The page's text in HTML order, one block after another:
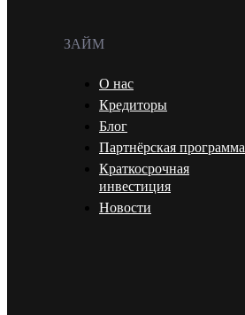
ЗАЙМ
О нас
Кредиторы
Блог
Партнёрская программа
Краткосрочная
инвестиция
Новости